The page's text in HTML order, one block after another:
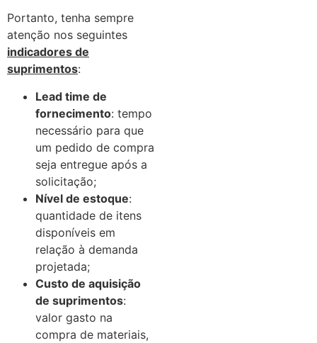
Portanto, tenha sempre
atenção nos seguintes
indicadores de
suprimentos:
Lead time de
fornecimento: tempo
necessário para que
um pedido de compra
seja entregue após a
solicitação;
Nível de estoque:
quantidade de itens
disponíveis em
relação à demanda
projetada;
Custo de aquisição
de suprimentos:
valor gasto na
compra de materiais,